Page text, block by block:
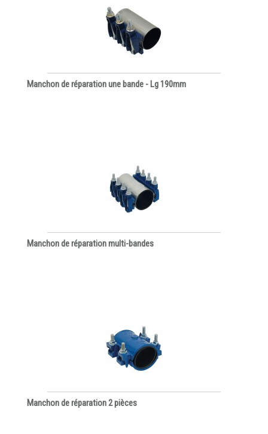
Manchon de réparation une bande - Lg 190mm
Manchon de réparation multi-bandes
Manchon de réparation 2 pièces